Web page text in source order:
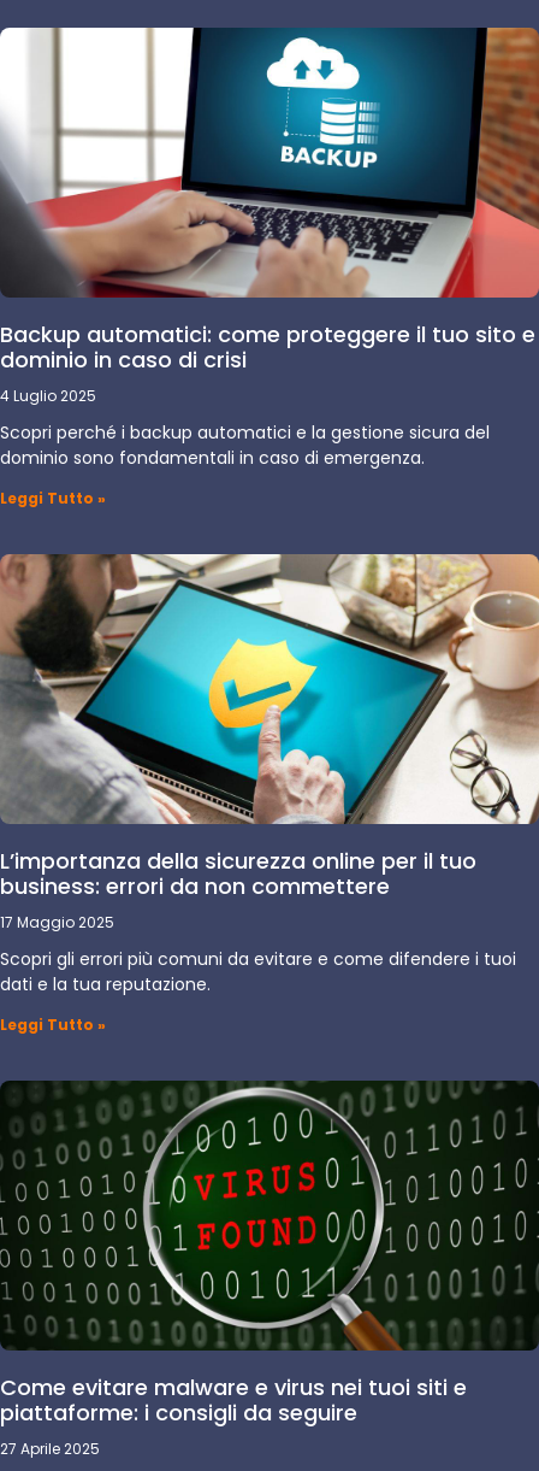
Backup automatici: come proteggere il tuo sito e
dominio in caso di crisi
4 Luglio 2025
Scopri perché i backup automatici e la gestione sicura del
dominio sono fondamentali in caso di emergenza.
Leggi Tutto »
L’importanza della sicurezza online per il tuo
business: errori da non commettere
17 Maggio 2025
Scopri gli errori più comuni da evitare e come difendere i tuoi
dati e la tua reputazione.
Leggi Tutto »
Come evitare malware e virus nei tuoi siti e
piattaforme: i consigli da seguire
27 Aprile 2025